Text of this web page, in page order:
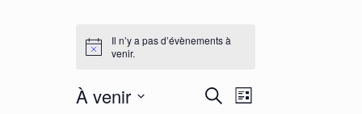
Il n’y a pas d’évènements à
venir.
RECHERCHE
RechercheNAVIGATION
DE
Liste
À venir